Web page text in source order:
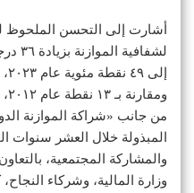
أشارت إلى التحسن
من جانب «شراكة الموازنة
المبذولة خلال العشر سنوات
والمشاركة المجتمعية،
وزارة المالية، وشركاء